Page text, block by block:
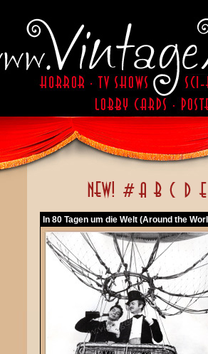
In 80 Tagen um die Welt (Around the